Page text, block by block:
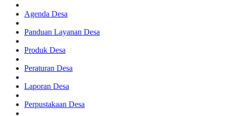
Agenda Desa
Panduan Layanan Desa
Produk Desa
Peraturan Desa
Laporan Desa
Perpustakaan Desa